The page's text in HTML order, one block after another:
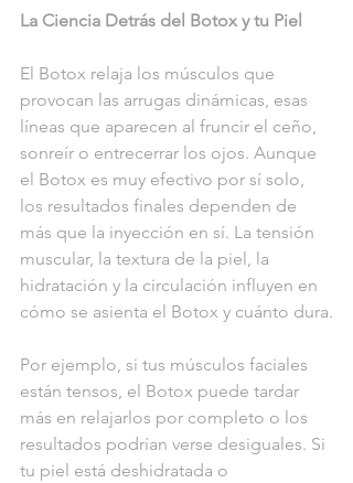
La Ciencia Detrás del Botox y tu Piel
El Botox relaja los músculos que
provocan las arrugas dinámicas, esas
líneas que aparecen al fruncir el ceño,
sonreír o entrecerrar los ojos. Aunque
el Botox es muy efectivo por sí solo,
los resultados finales dependen de
más que la inyección en sí. La tensión
muscular, la textura de la piel, la
hidratación y la circulación influyen en
cómo se asienta el Botox y cuánto dura.
Por ejemplo, si tus músculos faciales
están tensos, el Botox puede tardar
más en relajarlos por completo o los
resultados podrían verse desiguales. Si
tu piel está deshidratada o